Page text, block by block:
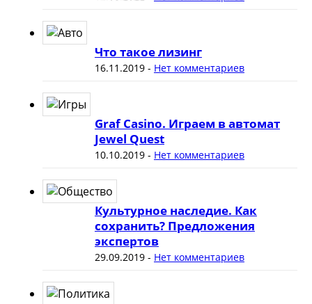
Что такое лизинг
16.11.2019- Нет комментариев
Graf Casino. Играем в автомат
Jewel Quest
10.10.2019- Нет комментариев
Культурное наследие. Как
сохранить? Предложения
экспертов
29.09.2019- Нет комментариев